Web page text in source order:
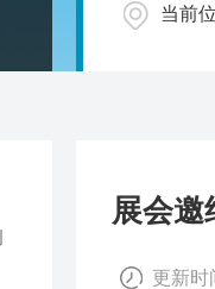
当前
展会邀
更新时